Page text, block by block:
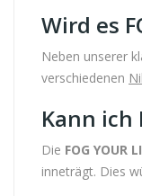
Wird es
Neben unserer
verschiedenen
Kann ich
Die FOG YOUR
inneträgt. Dies